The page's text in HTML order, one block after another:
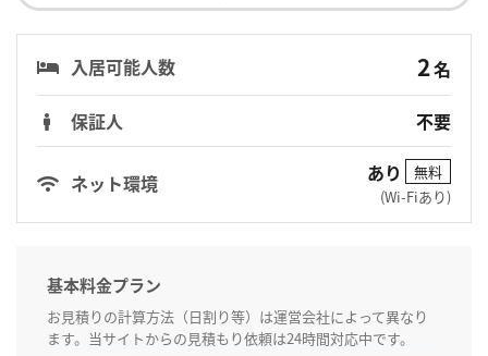
入居可能人数 2名
保証人
不要
ネット環境 あり
無料
(Wi-Fiあり)
基本料金プラン
お見積りの計算方法（日割り等）は運営会社によって異なり
ます。当サイトからの見積もり依頼は24時間対応中です。